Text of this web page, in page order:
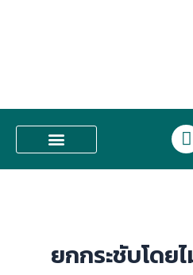
i
ยกกระชับโดย